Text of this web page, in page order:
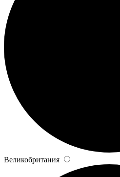
Великобритания